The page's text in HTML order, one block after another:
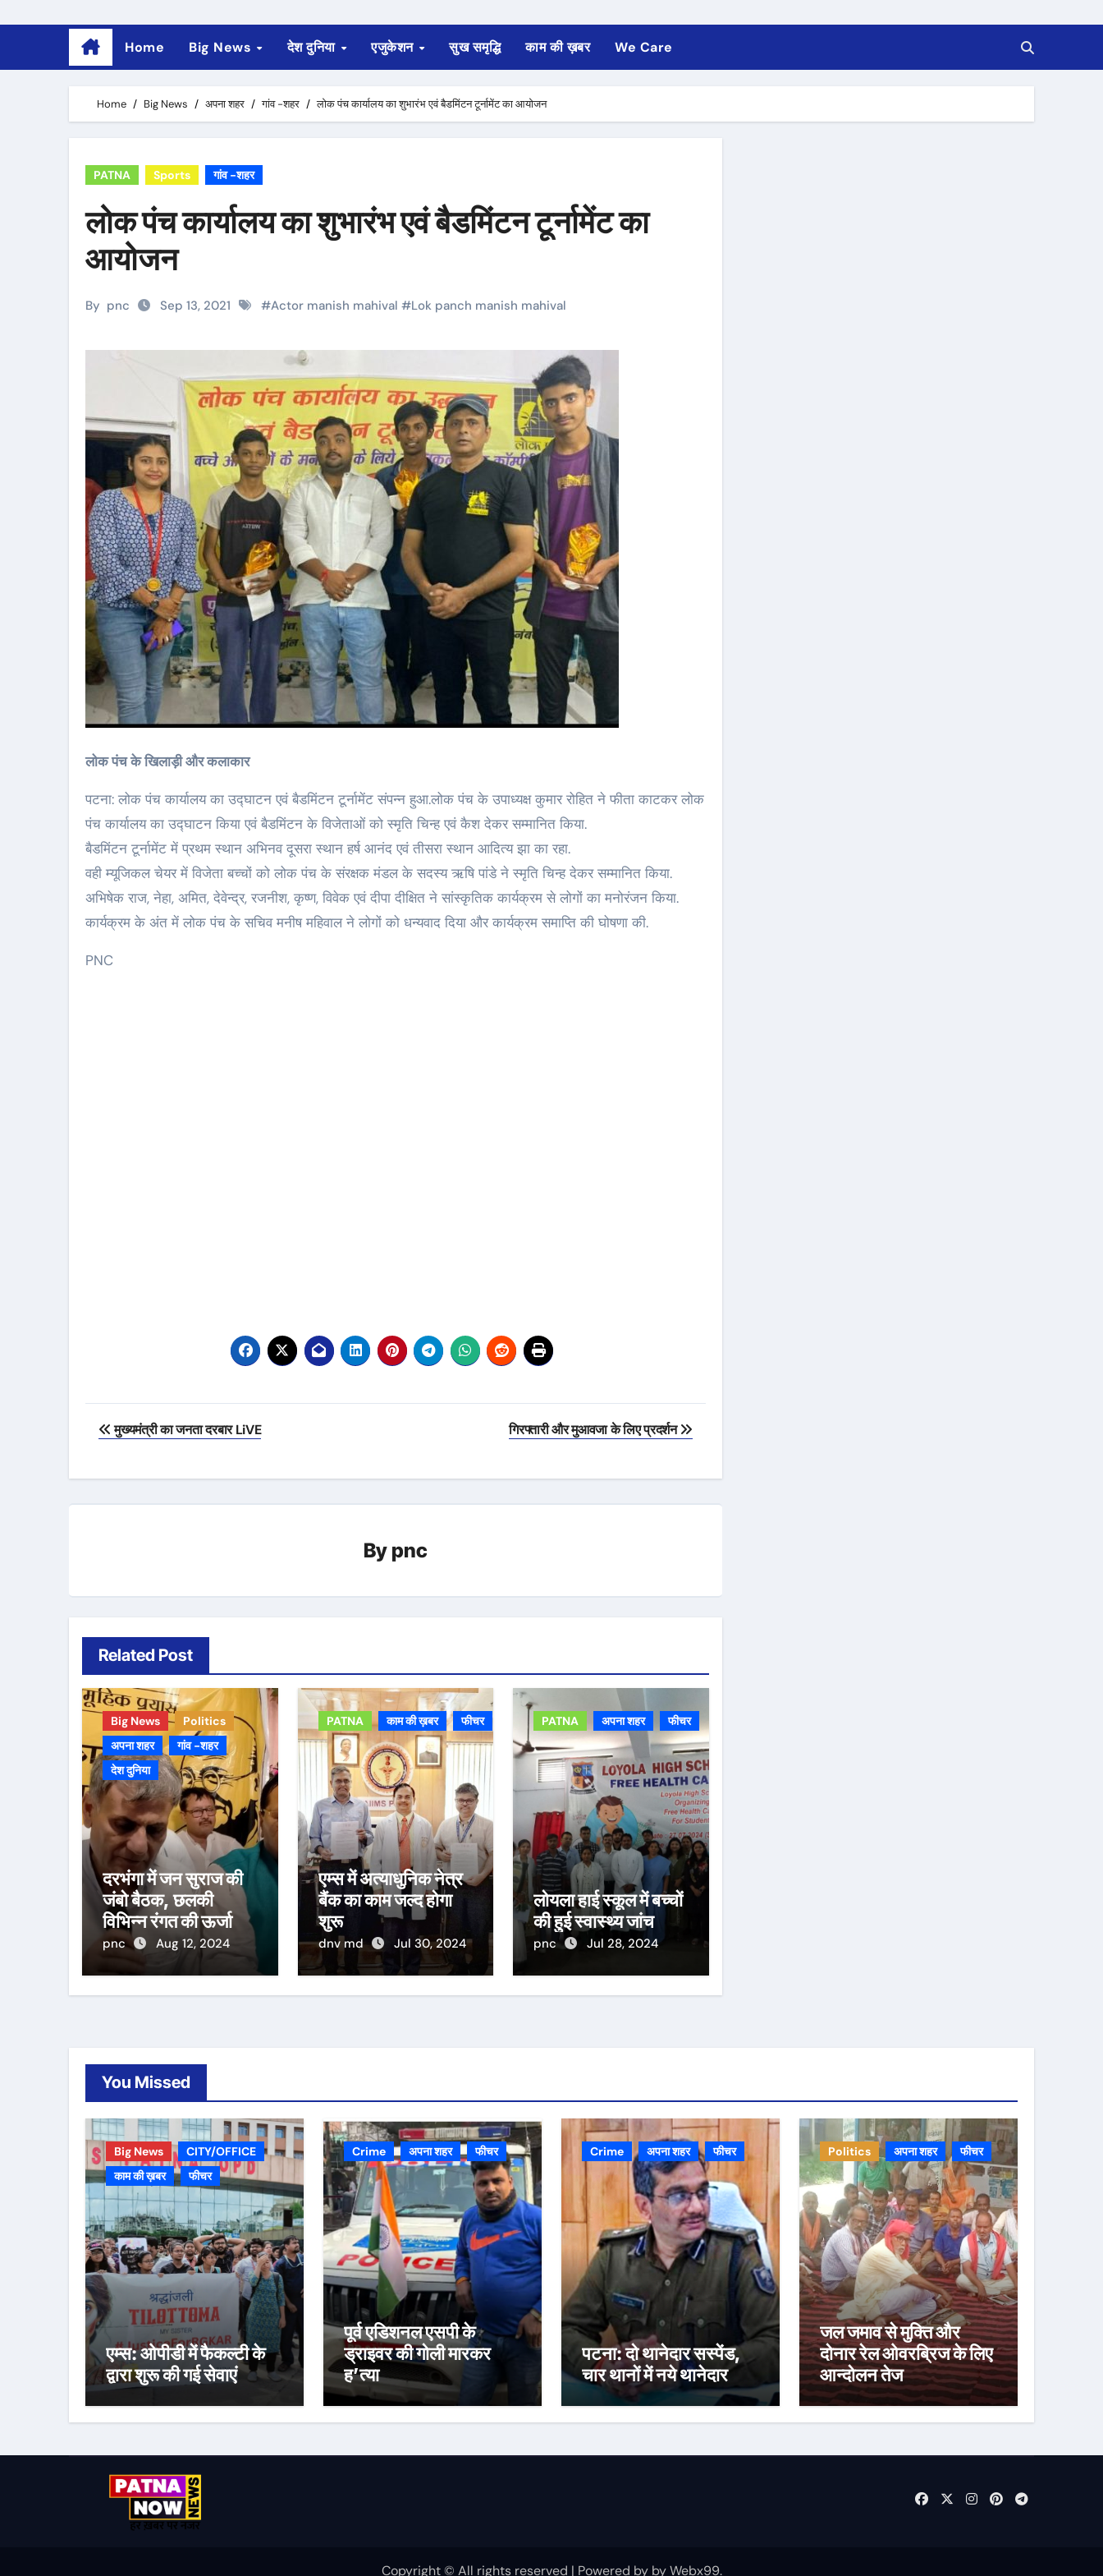
Home Big News देश दुनिया एजुकेशन सुख समृद्धि काम की ख़बर We Care
Home Big News अपना शहर गांव -शहर लोक पंच कार्यालय का शुभारंभ एवं बैडमिंटन टूर्नामेंट का आयोजन
PATNA Sports गांव -शहर
लोक पंच कार्यालय का शुभारंभ एवं बैडमिंटन टूर्नामेंट का
आयोजन
By pnc Sep 13, 2021 #Actor manish mahival #Lok panch manish mahival
लोक पंच के खिलाड़ी और कलाकार
पटना: लोक पंच कार्यालय का उद्घाटन एवं बैडमिंटन टूर्नामेंट संपन्न हुआ.लोक पंच के उपाध्यक्ष कुमार रोहित ने फीता काटकर लोक
पंच कार्यालय का उद्घाटन किया एवं बैडमिंटन के विजेताओं को स्मृति चिन्ह एवं कैश देकर सम्मानित किया.
बैडमिंटन टूर्नामेंट में प्रथम स्थान अभिनव दूसरा स्थान हर्ष आनंद एवं तीसरा स्थान आदित्य झा का रहा.
वही म्यूजिकल चेयर में विजेता बच्चों को लोक पंच के संरक्षक मंडल के सदस्य ऋषि पांडे ने स्मृति चिन्ह देकर सम्मानित किया.
अभिषेक राज, नेहा, अमित, देवेन्द्र, रजनीश, कृष्ण, विवेक एवं दीपा दीक्षित ने सांस्कृतिक कार्यक्रम से लोगों का मनोरंजन किया.
कार्यक्रम के अंत में लोक पंच के सचिव मनीष महिवाल ने लोगों को धन्यवाद दिया और कार्यक्रम समाप्ति की घोषणा की.
PNC
Post
मुख्यमंत्री का जनता दरबार LiVE गिरफ्तारी और मुआवजा के लिए प्रदर्शन
By pnc
Related Post
Big News
Politics
अपना शहर
गांव -शहर
देश दुनिया
दरभंगा में जन सुराज की
जंबो बैठक, छलकी
विभिन्न रंगत की ऊर्जा
pnc Aug 12, 2024
PATNA काम की ख़बर फीचर
एम्स में अत्याधुनिक नेत्र
बैंक का काम जल्द होगा
शुरू
dnv md Jul 30, 2024
PATNA अपना शहर फीचर
लोयला हाई स्कूल में बच्चों
की हुई स्वास्थ्य जांच
pnc Jul 28, 2024
You Missed
Big News
CITY/OFFICE
काम की ख़बर
फीचर
एम्स: ओपीडी में फैकल्टी के
द्वारा शुरू की गई सेवाएं
Crime अपना शहर फीचर
पूर्व एडिशनल एसपी के
ड्राइवर की गोली मारकर
ह’त्या
Crime अपना शहर फीचर
पटना: दो थानेदार सस्पेंड,
चार थानों में नये थानेदार
Politics अपना शहर फीचर
जल जमाव से मुक्ति और
दोनार रेल ओवरब्रिज के लिए
आन्दोलन तेज
Copyright © All rights reserved | Powered by byWebx99.